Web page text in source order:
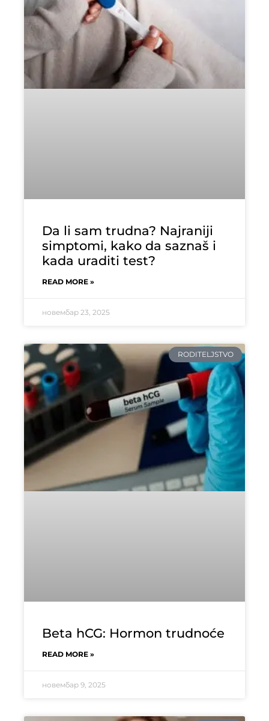
Da li sam trudna? Najraniji
simptomi, kako da saznaš i
kada uraditi test?
READ MORE »
новембар 23, 2025
RODITELJSTVO
Beta hCG: Hormon trudnoće
READ MORE »
новембар 9, 2025